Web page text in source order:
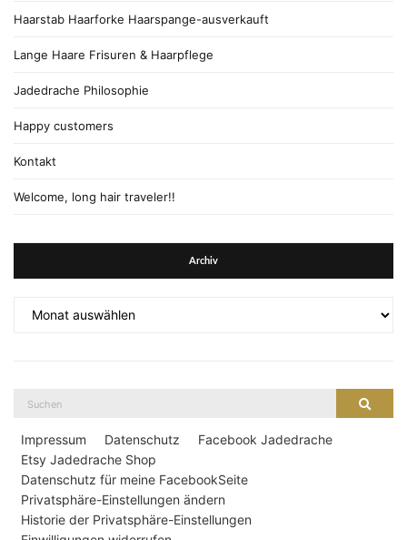
Haarstab Haarforke Haarspange-ausverkauft
Lange Haare Frisuren & Haarpflege
Jadedrache Philosophie
Happy customers
Kontakt
Welcome, long hair traveler!!
Archiv
Impressum Datenschutz
Facebook Jadedrache
Etsy Jadedrache Shop
Datenschutz für meine FacebookSeite
Privatsphäre-Einstellungen ändern
Historie der Privatsphäre-Einstellungen